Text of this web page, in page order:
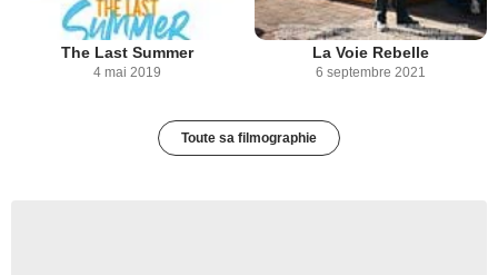
The Last Summer
4 mai 2019
La Voie Rebelle
6 septembre 2021
Toute sa filmographie